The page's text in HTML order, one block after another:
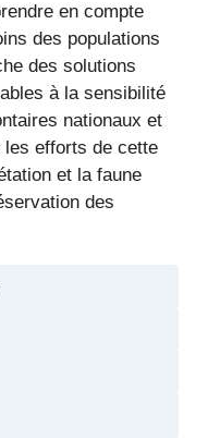
en compte
des populations
des solutions
à la sensibilité
nationaux et
les efforts de cette
et la faune
des